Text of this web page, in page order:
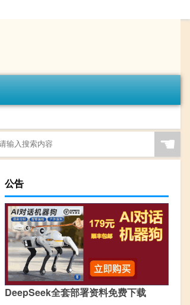
☚
公告
DeepSeek全套部署资料免费下载